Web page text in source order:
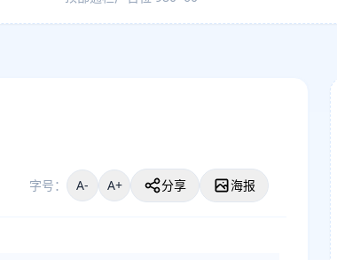
字号： A- A+ 分享 海报